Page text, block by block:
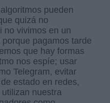
pueden
quizá no
no vivimos en un
pagamos tarde
que hay formas
nos espíe; usar
Telegram, evitar
estado en redes,
nuestra